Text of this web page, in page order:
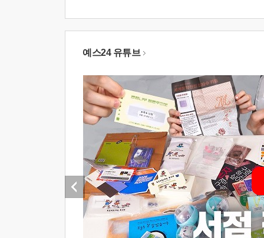
예스24 유튜브